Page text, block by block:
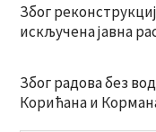
Због
искључена јавна
Због радова без
Корићана и